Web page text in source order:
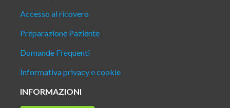
Accesso al ricovero
Preparazione Paziente
Domande Frequenti
Informativa privacy e cookie
INFORMAZIONI